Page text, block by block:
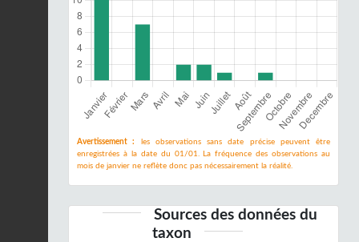
Avertissement :
les observations sans date précise peuvent être
enregistrées à la date du 01/01. La fréquence des observations au
mois de janvier ne reflète donc pas nécessairement la réalité.
Sources des données du
taxon